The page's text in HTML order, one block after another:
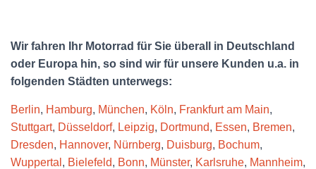
Wir fahren Ihr Motorrad für Sie überall in Deutschland
oder Europa hin, so sind wir für unsere Kunden u.a. in
folgenden Städten unterwegs:
Berlin, Hamburg, München, Köln, Frankfurt am Main,
Stuttgart, Düsseldorf, Leipzig, Dortmund, Essen, Bremen,
Dresden, Hannover, Nürnberg, Duisburg, Bochum,
Wuppertal , Bielefeld, Bonn, Münster, Karlsruhe, Mannheim,